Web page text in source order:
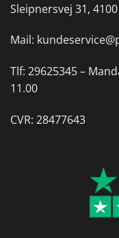
Sleipnersvej 31,
Mail:
Tlf: 29625345 –
11.00
CVR: 28477643